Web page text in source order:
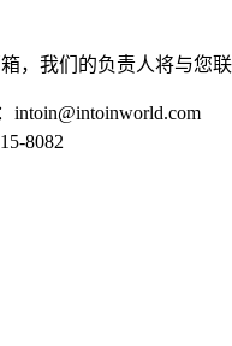
，我们的负责人将与您
intoin@intoinworld.com
8082